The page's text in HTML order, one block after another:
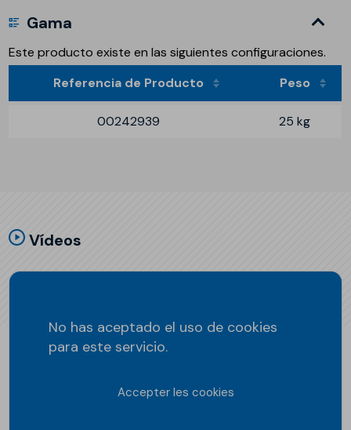
Gama
Este producto existe en las siguientes configuraciones.
Referencia de Producto
Peso
00242939 25 kg
Vídeos
No has aceptado el uso de cookies
para este servicio.
Accepter les cookies